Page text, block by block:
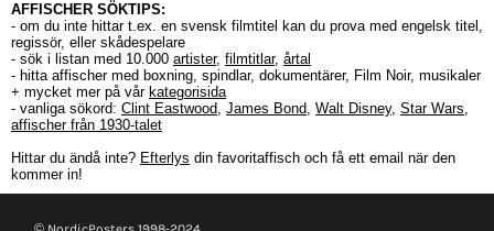
AFFISCHER SÖKTIPS:
- om du inte hittar t.ex. en svensk filmtitel kan du prova med engelsk titel,
regissör, eller skådespelare
- sök i listan med 10.000 artister, filmtitlar, årtal
- hitta affischer med boxning, spindlar, dokumentärer, Film Noir, musikaler
+ mycket mer på vår kategorisida
- vanliga sökord: Clint Eastwood, James Bond, Walt Disney, Star Wars,
affischer från 1930-talet
Hittar du ändå inte? Efterlys din favoritaffisch och få ett email när den
kommer in!